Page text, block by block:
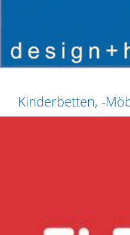
Kinderbetten, -